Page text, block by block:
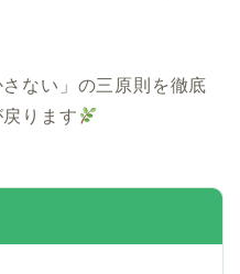
ない」の三原則を徹底
ります